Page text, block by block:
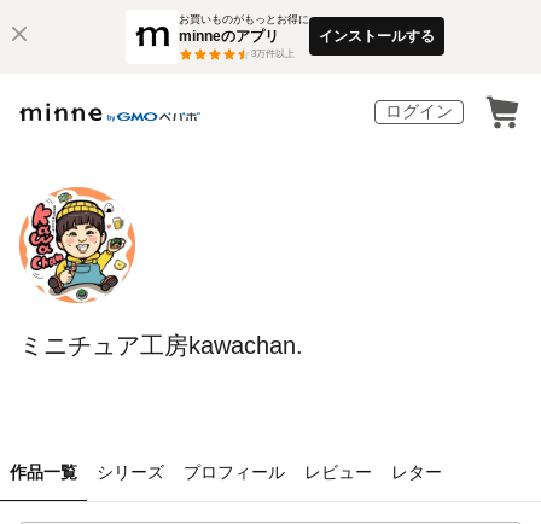
お買いものがもっとお得に
minneのアプリ
3万件以上
インストールする
ログイン
ミニチュア工房kawachan.
作品一覧 シリーズ プロフィール レビュー レター